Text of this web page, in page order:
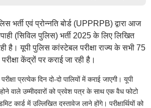
भर्ती एवं प्रोन्नति बोर्ड (UPPRPB) द्वारा आज
(सिविल पुलिस) भर्ती 2025 के लिए लिखित
है। यूपी पुलिस कांस्टेबल परीक्षा राज्य के सभी 75
केंद्रों पर कराई जा रही है।
प्रत्येक दिन दो-दो पालियों में कराई जाएगी। यूपी
वाले उम्मीदवारों को प्रवेश पत्र के साथ एक वैध फोटो
कार्ड में उल्लिखित दस्तावेज लाने होंगे। परीक्षार्थियों को